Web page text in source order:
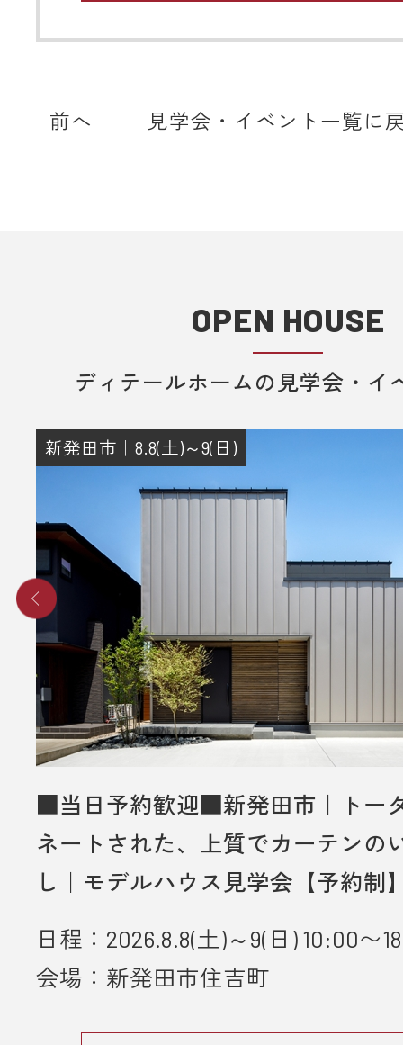
ディテールホームからのメールは【
メールを受信いただけるよう設定願
2. 当日ご来場いただきます。
3. 弊社のアンケートにご記入いただ
その際に住所のご記入をお願いいた
りさせていただきます。
■ その他、プレゼントに関する注意
み対象とさせていだきます。
・これから住宅の建築やリフォーム
事をご検討されているお客様のみ対
ていただきます。
・プレゼントは、1名様（1家族様）1
させていただきます。
・未成年者様のみのご来場は対象外
・弊社のアンケートにご協力してい
とが条件となります。
■ 個人情報の取り扱いについて
ーポリシー」に従って取り扱われま
前へ 見学会・イベント一覧に
OPEN HOUSE
ディテールホームの見学会・イ
新発田市｜8.8(土)～9(日)
■当日予約歓迎■新発田市｜トー
ネートされた、上質でカーテンの
し｜モデルハウス見学会【予約制
日程：2026.8.8(土)～9(日) 10:00〜
会場：新発田市住吉町